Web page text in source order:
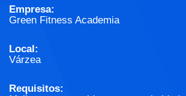
Empresa:
Green Fitness Academia
Local:
Várzea
Requisitos: